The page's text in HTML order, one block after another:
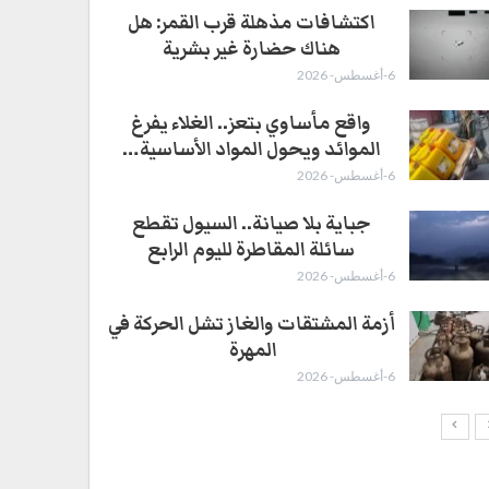
اكتشافات مذهلة قرب القمر: هل
هناك حضارة غير بشرية
6-أغسطس- 2026
واقع مأساوي بتعز.. الغلاء يفرغ
الموائد ويحول المواد الأساسية…
6-أغسطس- 2026
جباية بلا صيانة.. السيول تقطع
سائلة المقاطرة لليوم الرابع
6-أغسطس- 2026
أزمة المشتقات والغاز تشل الحركة في
المهرة ​
6-أغسطس- 2026